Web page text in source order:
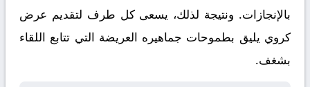
بالإنجازات. ونتيجة لذلك، يسعى كل طرف لتقديم عرض
كروي يليق بطموحات جماهيره العريضة التي تتابع اللقاء
بشغف.